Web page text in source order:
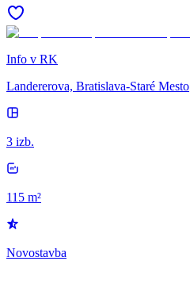
Info v RK
Landererova, Bratislava-Staré Mesto
3 izb.
115 m²
Novostavba